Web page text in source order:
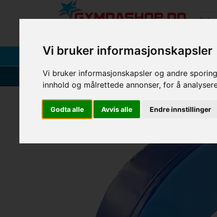
Vi bruker informasjonskapsler
Vi bruker informasjonskapsler og andre
innhold og målrettede annonser, for å
Godta alle Avvis alle Endre innstillinger
BARNE TURN LUFTREDSKAPER
VELDIG BRA SERVICE star_rate star_rate star_rate star_rate star_rate 4.8
Skum halv sirkel med